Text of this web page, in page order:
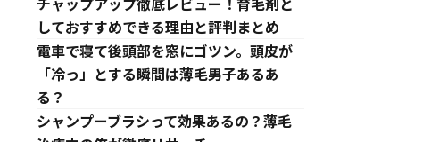
しておすすめできる理由と評判まとめ
電車で寝て後頭部を窓にゴツン。頭皮が
「冷っ」とする瞬間は薄毛男子あるあ
る？
シャンプーブラシって効果あるの？薄毛